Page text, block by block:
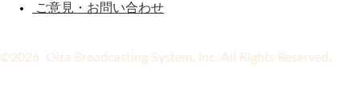
ご意見・お問い合わせ
©2026 Oita Broadcasting System, Inc. All Rights Reserved.